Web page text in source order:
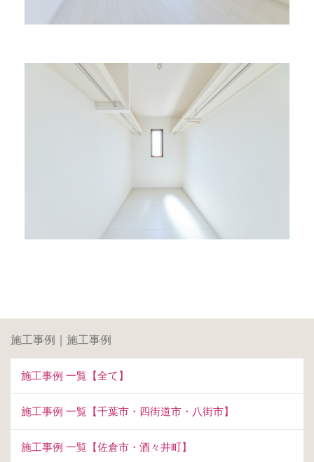
施工事例｜施工事例
施工事例 一覧【全て】
施工事例 一覧【千葉市・四街道市・八街市】
施工事例 一覧【佐倉市・酒々井町】